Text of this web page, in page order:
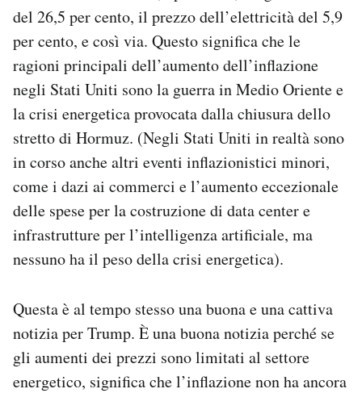
del 26,5 per cento, il prezzo dell’elettricità del 5,9
per cento, e così via. Questo significa che le
ragioni principali dell’aumento dell’inflazione
negli Stati Uniti sono la guerra in Medio Oriente e
la crisi energetica provocata dalla chiusura dello
stretto di Hormuz. (Negli Stati Uniti in realtà sono
in corso anche altri eventi inflazionistici minori,
come i dazi ai commerci e l’aumento eccezionale
delle spese per la costruzione di data center e
infrastrutture per l’intelligenza artificiale, ma
nessuno ha il peso della crisi energetica).
Questa è al tempo stesso una buona e una cattiva
notizia per Trump. È una buona notizia perché se
gli aumenti dei prezzi sono limitati al settore
energetico, significa che l’inflazione non ha ancora